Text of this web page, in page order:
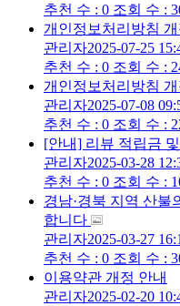
추천 수 : 0 조회 수 :
개인정보처리방침 개
관리자2025-07-25
추천 수 : 0 조회 수 :
개인정보처리방침 개
관리자2025-07-08
추천 수 : 0 조회 수 :
[안내] 리뷰 적립금
관리자2025-03-28
추천 수 : 0 조회 수 :
경남·경북 지역 산불
합니다
관리자2025-03-27
추천 수 : 0 조회 수 :
이용약관 개정 안내
관리자2025-02-20